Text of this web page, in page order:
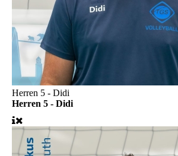
Herren 5 - Didi
Herren 5 - Didi